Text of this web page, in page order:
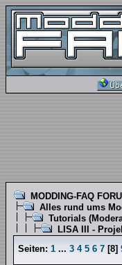
MODDING-FAQ
Alles rund ums
Tutorials
LISA III -
Seiten: 1 ... 3 4 5 6 7 [8]